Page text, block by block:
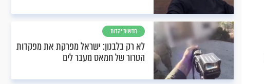
חדשות יהדות
לא רק בלבנון: ישראל מפרקת את מפקדות
הטרור של חמאס מעבר לים